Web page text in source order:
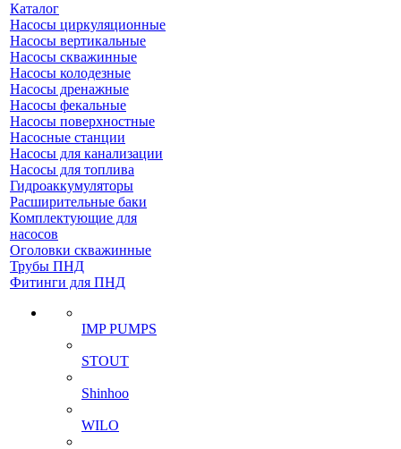
Каталог
Насосы циркуляционные
Насосы вертикальные
Насосы скважинные
Насосы колодезные
Насосы дренажные
Насосы фекальные
Насосы поверхностные
Насосные станции
Насосы для канализации
Насосы для топлива
Гидроаккумуляторы
Расширительные баки
Комплектующие для
насосов
Оголовки скважинные
Трубы ПНД
Фитинги для ПНД
IMP PUMPS
STOUT
Shinhoo
WILO